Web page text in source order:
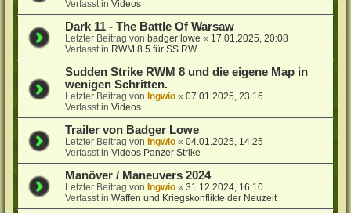
Verfasst inVideos
Dark 11 - The Battle Of Warsaw
Letzter Beitrag vonbadger lowe « 17.01.2025, 20:08
Verfasst in RWM 8.5 für SS RW
Sudden Strike RWM 8 und die eigene Map in
wenigen Schritten.
Letzter Beitrag vonIngwio «07.01.2025, 23:16
Verfasst inVideos
Trailer von Badger Lowe
Letzter Beitrag vonIngwio «04.01.2025, 14:25
Verfasst inVideos Panzer Strike
Manöver / Maneuvers 2024
Letzter Beitrag vonIngwio «31.12.2024, 16:10
Verfasst inWaffen und Kriegskonflikte der Neuzeit